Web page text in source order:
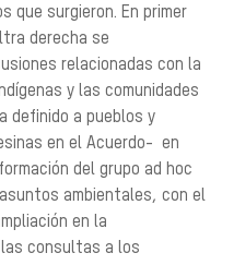
que surgieron. En primer
derecha se
relacionadas con la
y las comunidades
definido a pueblos y
en el Acuerdo- en
del grupo ad hoc
ambientales, con el
en la
consultas a los